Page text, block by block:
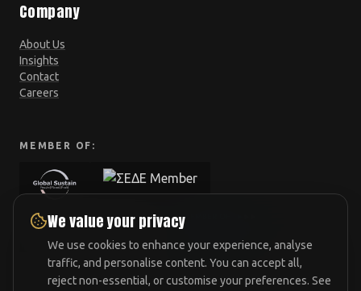
Company
About Us
Insights
Contact
Careers
MEMBER OF:
We value your privacy
We use cookies to enhance your experience, analyse
traffic, and personalise content. You can accept all,
reject non-essential, or customise your preferences. See